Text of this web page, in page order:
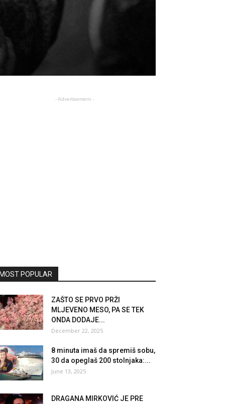
- Advertisement -
POPULAR
ZAŠTO SE PRVO PRŽI
MLJEVENO MESO, PA SE TEK
ONDA DODAJE...
December 22, 2025
8 minuta imaš da spremiš sobu,
30 da opeglaš 200 stolnjaka:...
June 13, 2025
DRAGANA MIRKOVIĆ JE PRE